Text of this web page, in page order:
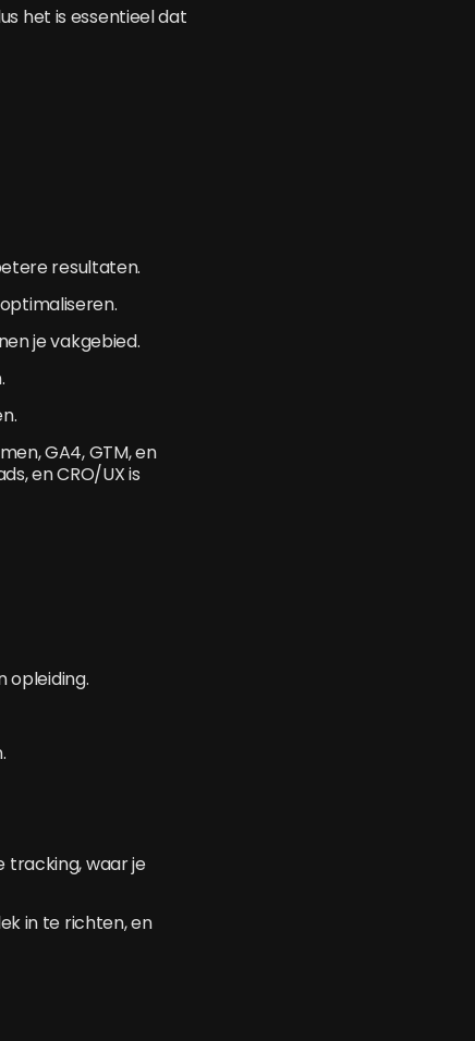
het is essentieel dat
resultaten.
je vakgebied.
GA4, GTM, en
en CRO/UX is
opleiding.
tracking, waar je
in te richten, en